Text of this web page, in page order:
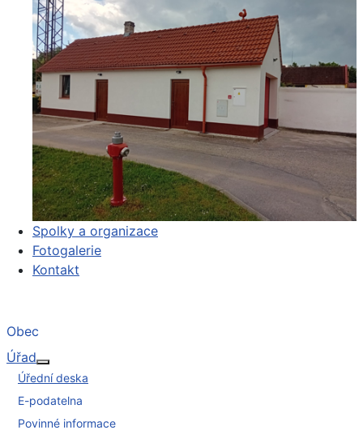
Spolky a organizace
Fotogalerie
Kontakt
Obec
Úřad
Více o: Úřad
Úřední deska
E-podatelna
Povinné informace